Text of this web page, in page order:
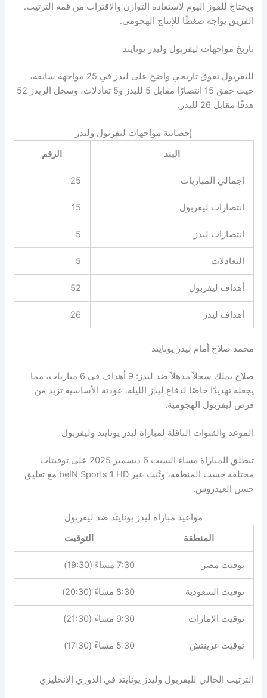
ويحتاج للفوز اليوم لاستعادة التوازن والاقتراب من قمة الترتيب.
الفريق يواجه ضغطًا للإنتاج الهجومي.
تاريخ مواجهات ليفربول وليدز يونايتد
لليفربول تفوق تاريخي واضح على ليدز في 25 مواجهة سابقة،
حيث حقق 15 انتصارًا مقابل 5 لليدز و5 تعادلات، وسجل الريدز 52
هدفًا مقابل 26 لليدز.
إحصائية مواجهات ليفربول وليدز
البند
الرقم
إجمالي المباريات 25
انتصارات ليفربول 15
انتصارات ليدز 5
التعادلات 5
أهداف ليفربول 52
أهداف ليدز 26
محمد صلاح أمام ليدز يونايتد
صلاح يملك سجلاً مذهلاً ضد ليدز: 9 أهداف في 6 مباريات، مما
يجعله تهديدًا خاصًا لدفاع ليدز الليلة. عودته الأساسية تزيد من
فرص ليفربول الهجومية.
الموعد والقنوات الناقلة لمباراة ليدز يونايتد وليفربول
تنطلق المباراة مساء السبت 6 ديسمبر 2025 على توقيتات
مختلفة حسب المنطقة، وتُبث عبر beIN Sports 1 HD مع تعليق
حسن العيدروس.
مواعيد مباراة ليدز يونايتد ضد ليفربول
المنطقة
التوقيت
توقيت مصر 7:30 مساءً (19:30)
توقيت السعودية 8:30 مساءً (20:30)
توقيت الإمارات 9:30 مساءً (21:30)
توقيت غرينتش 5:30 مساءً (17:30)
الترتيب الحالي لليفربول وليدز يونايتد في الدوري الإنجليزي